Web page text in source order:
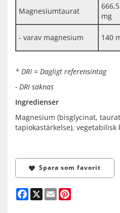
Magnesiumtaurat
666,5
mg
- varav magnesium 140
* DRI = Dagligt referensintag
- DRI saknas
Ingredienser
Magnesium (bisglycinat,
tapiokastärkelse), vegetabilisk
Spara som favorit
Facebook
X Email